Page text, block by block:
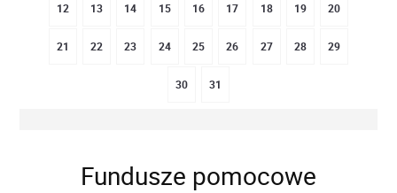
12 13 14 15 16 17 18 19 20
21 22 23 24 25 26 27 28 29
30 31
Fundusze pomocowe